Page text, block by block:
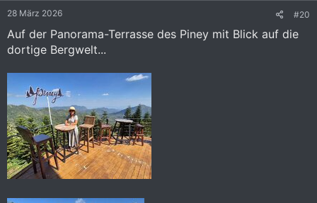
28 März 2026 #20
Auf der Panorama-Terrasse des Piney mit Blick auf die
dortige Bergwelt...